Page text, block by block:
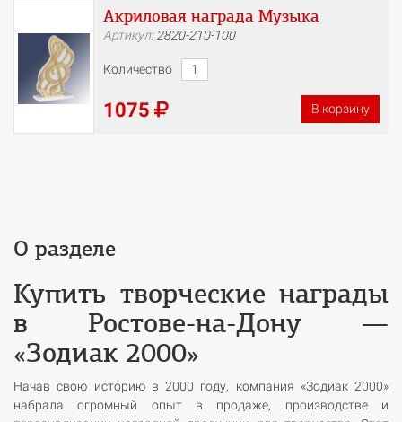
Акриловая награда Музыка
Артикул:2820-210-100
Количество
1075 В корзину
О разделе
Купить творческие награды
в Ростове-на-Дону —
«Зодиак 2000»
Начав свою историю в 2000 году, компания «Зодиак 2000»
набрала огромный опыт в продаже, производстве и